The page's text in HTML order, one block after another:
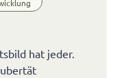
hat jeder.